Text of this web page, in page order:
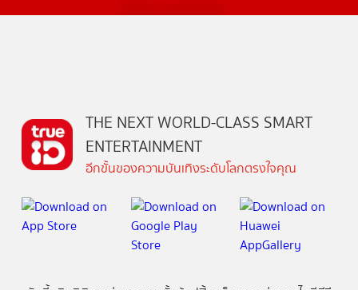
THE NEXT WORLD-CLASS SMART
ENTERTAINMENT
อีกขั้นของความบันเทิงระดับโลกตรงใจคุณ